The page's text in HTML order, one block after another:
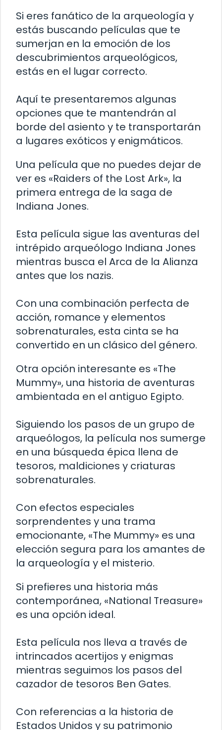
Si eres fanático de la arqueología y
estás buscando películas que te
sumerjan en la emoción de los
descubrimientos arqueológicos,
estás en el lugar correcto.
Aquí te presentaremos algunas
opciones que te mantendrán al
borde del asiento y te transportarán
a lugares exóticos y enigmáticos.
Una película que no puedes dejar de
ver es «Raiders of the Lost Ark», la
primera entrega de la saga de
Indiana Jones.
Esta película sigue las aventuras del
intrépido arqueólogo Indiana Jones
mientras busca el Arca de la Alianza
antes que los nazis.
Con una combinación perfecta de
acción, romance y elementos
sobrenaturales, esta cinta se ha
convertido en un clásico del género.
Otra opción interesante es «The
Mummy», una historia de aventuras
ambientada en el antiguo Egipto.
Siguiendo los pasos de un grupo de
arqueólogos, la película nos sumerge
en una búsqueda épica llena de
tesoros, maldiciones y criaturas
sobrenaturales.
Con efectos especiales
sorprendentes y una trama
emocionante, «The Mummy» es una
elección segura para los amantes de
la arqueología y el misterio.
Si prefieres una historia más
contemporánea, «National Treasure»
es una opción ideal.
Esta película nos lleva a través de
intrincados acertijos y enigmas
mientras seguimos los pasos del
cazador de tesoros Ben Gates.
Con referencias a la historia de
Estados Unidos y su patrimonio